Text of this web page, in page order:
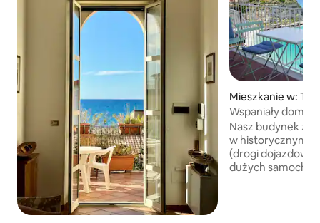
Mieszkanie w:
Wspaniały dom
widokiem na
Nasz budynek
w historycznym
(drogi dojazdowe
dużych